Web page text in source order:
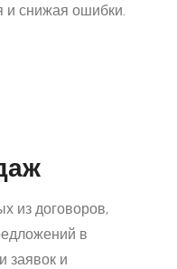
и снижая ошибки.
из договоров,
в
заявок и